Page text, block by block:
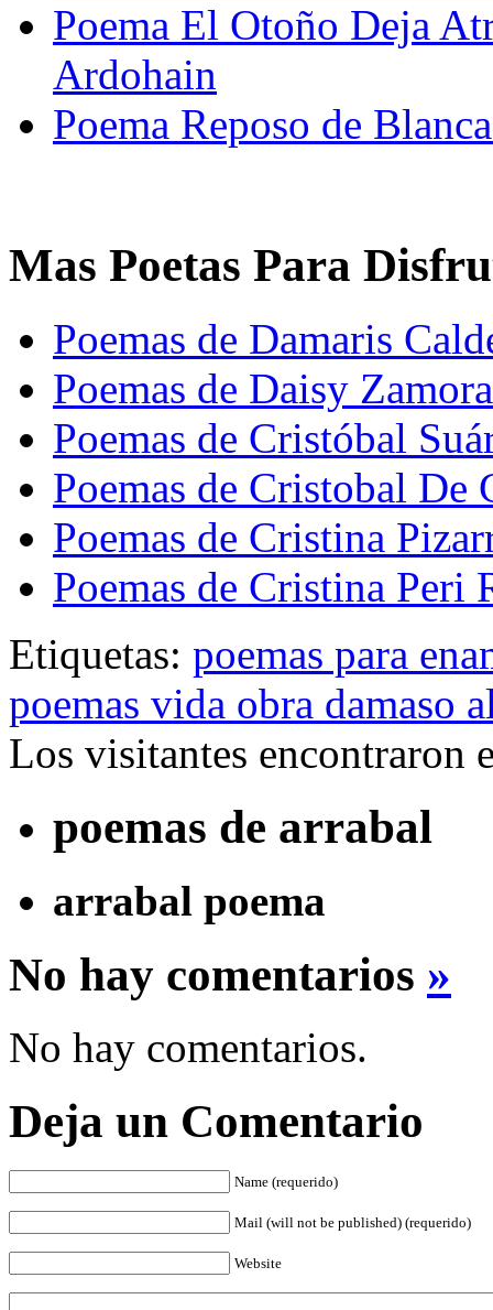
Poema El Otoño Deja
Ardohain
Poema Reposo de
Mas Poetas Para
Poemas de Damaris
Poemas de Daisy Zamora
Poemas de Cristóbal
Poemas de Cristobal De
Poemas de Cristina
Poemas de Cristina Peri
Etiquetas: poemas para
poemas vida obra damaso
Los visitantes encontraron
poemas de arrabal
arrabal poema
No hay comentarios »
No hay comentarios.
Deja un Comentario
Name (requerido)
Mail (will not be published) (requerido)
Website